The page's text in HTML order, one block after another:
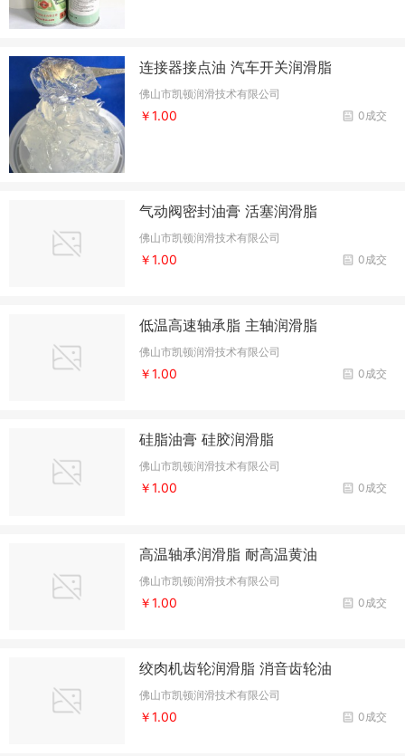
连接器接点油 汽车开关润滑脂
佛山市凯顿润滑技术有限公司
0成交
￥1.00
气动阀密封油膏 活塞润滑脂
佛山市凯顿润滑技术有限公司
0成交
￥1.00
低温高速轴承脂 主轴润滑脂
佛山市凯顿润滑技术有限公司
0成交
￥1.00
硅脂油膏 硅胶润滑脂
佛山市凯顿润滑技术有限公司
0成交
￥1.00
高温轴承润滑脂 耐高温黄油
佛山市凯顿润滑技术有限公司
0成交
￥1.00
绞肉机齿轮润滑脂 消音齿轮油
佛山市凯顿润滑技术有限公司
0成交
￥1.00